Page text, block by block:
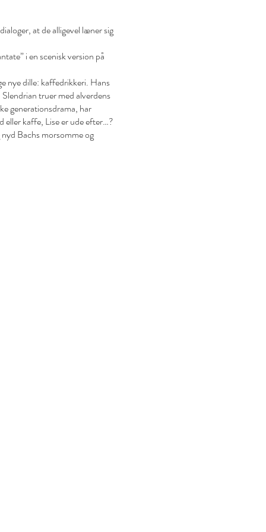
at de alligevel læner sig
i en scenisk version på
nye dille: kaffedrikkeri. Hans
truer med alverdens
generationsdrama, har
kaffe, Lise er ude efter…?
Bachs morsomme og